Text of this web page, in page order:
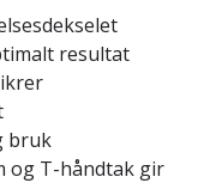
resultat
bruk
og T-håndtak gir